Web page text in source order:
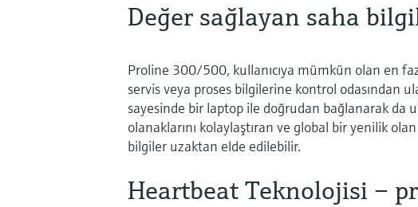
Değer sağlayan saha
Proline 300/500, kullanıcıya mümkün olan en
servis veya proses bilgilerine kontrol odasından
sayesinde bir laptop ile doğrudan bağlanarak da
olanaklarını kolaylaştıran ve global bir yenilik
bilgiler uzaktan elde edilebilir.
Heartbeat Teknolojisi –